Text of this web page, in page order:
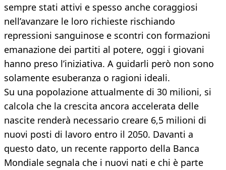
sempre stati attivi e spesso anche coraggiosi
nell’avanzare le loro richieste rischiando
repressioni sanguinose e scontri con formazioni
emanazione dei partiti al potere, oggi i giovani
hanno preso l’iniziativa. A guidarli però non sono
solamente esuberanza o ragioni ideali.
Su una popolazione attualmente di 30 milioni, si
calcola che la crescita ancora accelerata delle
nascite renderà necessario creare 6,5 milioni di
nuovi posti di lavoro entro il 2050. Davanti a
questo dato, un recente rapporto della Banca
Mondiale segnala che i nuovi nati e chi è parte